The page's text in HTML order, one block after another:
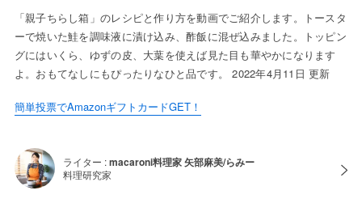
「親子ちらし箱」のレシピと作り方を動画でご紹介します。トースタ
ーで焼いた鮭を調味液に漬け込み、酢飯に混ぜ込みました。トッピン
グにはいくら、ゆずの皮、大葉を使えば見た目も華やかになります
よ。おもてなしにもぴったりなひと品です。 2022年4月11日 更新
簡単投票でAmazonギフトカードGET！
ライター :macaroni料理家 矢部麻美/らみー
料理研究家